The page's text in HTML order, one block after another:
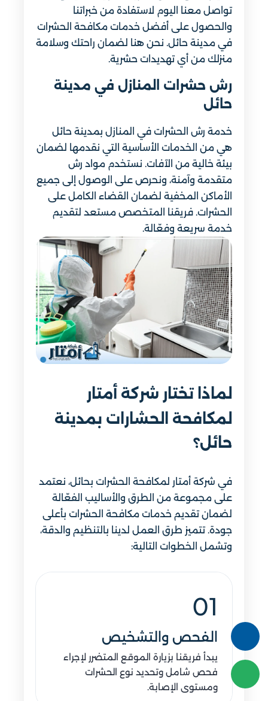
تواصل معنا اليوم لاستفادة من خبراتنا
والحصول على أفضل خدمات مكافحة الحشرات
في مدينة حائل. نحن هنا لضمان راحتك وسلامة
منزلك من أي تهديدات حشرية.
رش حشرات المنازل في مدينة
حائل
خدمة رش الحشرات في المنازل بمدينة حائل
هي من الخدمات الأساسية التي نقدمها لضمان
بيئة خالية من الآفات. نستخدم مواد رش
متقدمة وآمنة، ونحرص على الوصول إلى جميع
الأماكن المخفية لضمان القضاء الكامل على
الحشرات. فريقنا المتخصص مستعد لتقديم
خدمة سريعة وفعّالة.
لماذا تختار شركة أمتار
لمكافحة الحشارات بمدينة
حائل؟
في شركة أمتار لمكافحة الحشرات بحائل، نعتمد
على مجموعة من الطرق والأساليب الفعّالة
لضمان تقديم خدمات مكافحة الحشرات بأعلى
جودة. تتميز طرق العمل لدينا بالتنظيم والدقة،
وتشمل الخطوات التالية:
01
الفحص والتشخيص
يبدأ فريقنا بزيارة الموقع المتضرر لإجراء
فحص شامل وتحديد نوع الحشرات
ومستوى الإصابة.